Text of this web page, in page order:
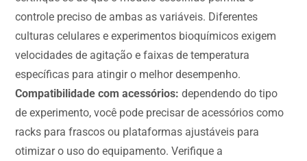
controle preciso de ambas as variáveis. Diferentes
culturas celulares e experimentos bioquímicos exigem
velocidades de agitação e faixas de temperatura
específicas para atingir o melhor desempenho.
Compatibilidade com acessórios: dependendo do tipo
de experimento, você pode precisar de acessórios como
racks para frascos ou plataformas ajustáveis para
otimizar o uso do equipamento. Verifique a